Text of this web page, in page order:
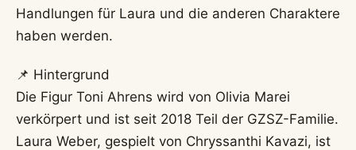
Handlungen für Laura und die anderen Charaktere
haben werden.
📌 Hintergrund
Die Figur Toni Ahrens wird von Olivia Marei
verkörpert und ist seit 2018 Teil der GZSZ-Familie.
Laura Weber, gespielt von Chryssanthi Kavazi, ist